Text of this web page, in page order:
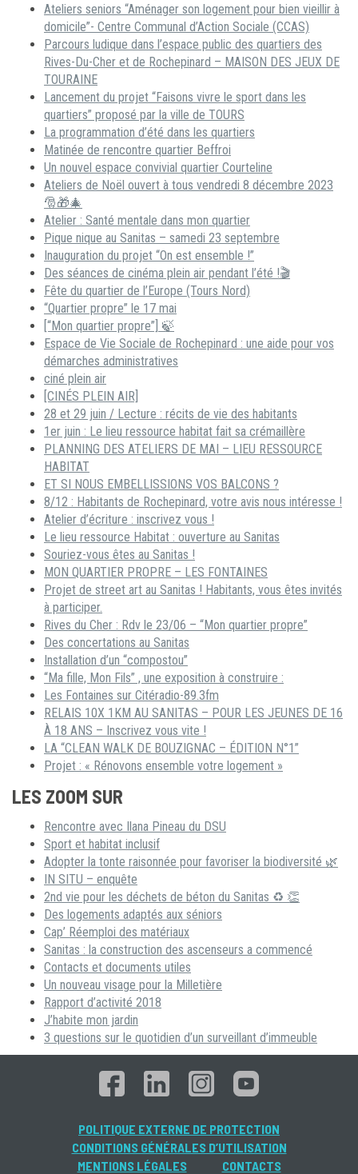
Ateliers seniors “Aménager son logement pour bien vieillir à
domicile”- Centre Communal d’Action Sociale (CCAS)
Parcours ludique dans l’espace public des quartiers des
Rives-Du-Cher et de Rochepinard – MAISON DES JEUX DE
TOURAINE
Lancement du projet “Faisons vivre le sport dans les
quartiers” proposé par la ville de TOURS
La programmation d’été dans les quartiers
Matinée de rencontre quartier Beffroi
Un nouvel espace convivial quartier Courteline
Ateliers de Noël ouvert à tous vendredi 8 décembre 2023
🎅🎁🎄
Atelier : Santé mentale dans mon quartier
Pique nique au Sanitas – samedi 23 septembre
Inauguration du projet “On est ensemble !”
Des séances de cinéma plein air pendant l’été !🎬
Fête du quartier de l’Europe (Tours Nord)
“Quartier propre” le 17 mai
[“Mon quartier propre”] 🍃
Espace de Vie Sociale de Rochepinard : une aide pour vos
démarches administratives
ciné plein air
[CINÉS PLEIN AIR]
28 et 29 juin / Lecture : récits de vie des habitants
1er juin : Le lieu ressource habitat fait sa crémaillère
PLANNING DES ATELIERS DE MAI – LIEU RESSOURCE
HABITAT
ET SI NOUS EMBELLISSIONS VOS BALCONS ?
8/12 : Habitants de Rochepinard, votre avis nous intéresse !
Atelier d’écriture : inscrivez vous !
Le lieu ressource Habitat : ouverture au Sanitas
Souriez-vous êtes au Sanitas !
MON QUARTIER PROPRE – LES FONTAINES
Projet de street art au Sanitas ! Habitants, vous êtes invités
à participer.
Rives du Cher : Rdv le 23/06 – “Mon quartier propre”
Des concertations au Sanitas
Installation d’un “compostou”
“Ma fille, Mon Fils” , une exposition à construire :
Les Fontaines sur Citéradio-89.3fm
RELAIS 10X 1KM AU SANITAS – POUR LES JEUNES DE 16
À 18 ANS – Inscrivez vous vite !
LA “CLEAN WALK DE BOUZIGNAC – ÉDITION N°1”
Projet : « Rénovons ensemble votre logement »
LES ZOOM SUR
Rencontre avec Ilana Pineau du DSU
Sport et habitat inclusif
Adopter la tonte raisonnée pour favoriser la biodiversité 🌿
IN SITU – enquête
2nd vie pour les déchets de béton du Sanitas ♻ 👏
Des logements adaptés aux séniors
Cap’ Réemploi des matériaux
Sanitas : la construction des ascenseurs a commencé
Contacts et documents utiles
Un nouveau visage pour la Milletière
Rapport d’activité 2018
J’habite mon jardin
3 questions sur le quotidien d’un surveillant d’immeuble
POLITIQUE EXTERNE DE PROTECTION
CONDITIONS GÉNÉRALES D’UTILISATION
MENTIONS LÉGALES
CONTACTS